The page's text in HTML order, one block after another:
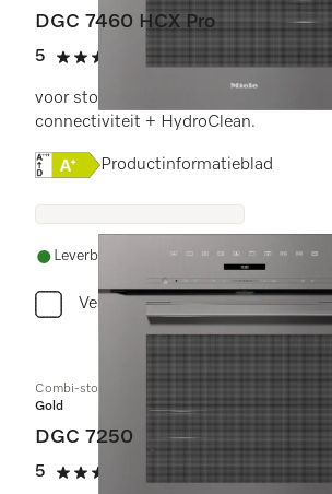
DGC 7460 HCX Pro
5
5 sterren op 5
voor stoomkoken, bakken, braden met
connectiviteit + HydroClean.
Online Label Flag, Energielabel
Productinformatieblad
Leverbaar uit voorraad met gratis levering
Vergelijken
Combi-stoomoven
Gold
DGC 7250
5
5 sterren op 5